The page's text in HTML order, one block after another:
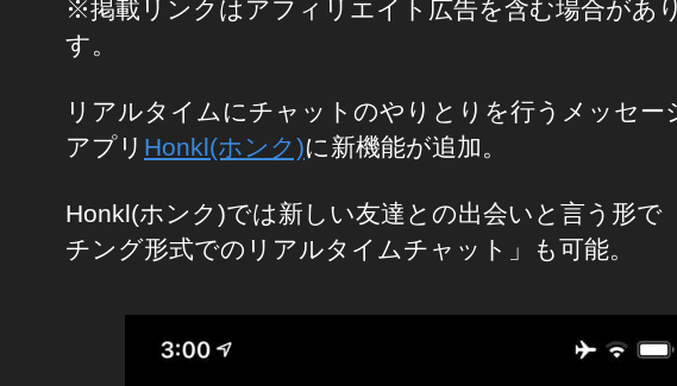
※掲載リンクはアフィリエイト広告を含む場合があ
す。
リアルタイムにチャットのやりとりを行うメッセー
アプリ Honkl(ホンク)に新機能が追加。
Honkl(ホンク)では新しい友達との出会いと言う形で
チング形式でのリアルタイムチャット」も可能。